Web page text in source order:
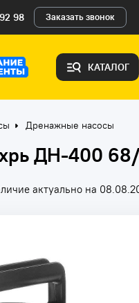
98 Заказать звонок
КАТАЛОГ
Дренажные насосы
ДН-400
актуально на